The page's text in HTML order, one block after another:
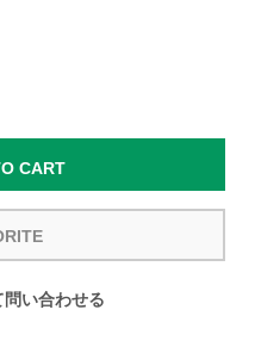
CART
い合わせる